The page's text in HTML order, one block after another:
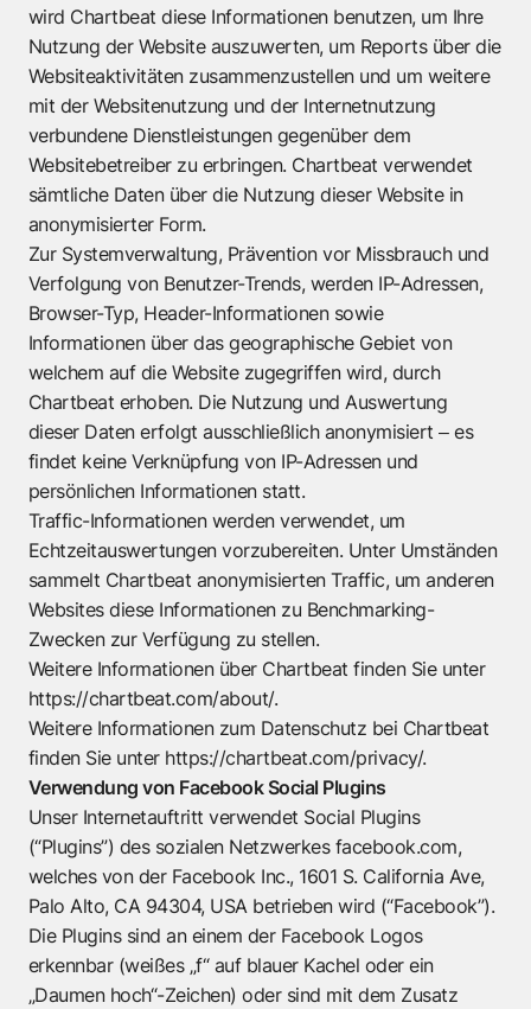
wird Chartbeat diese Informationen benutzen, um Ihre
Nutzung der Website auszuwerten, um Reports über die
Websiteaktivitäten zusammenzustellen und um weitere
mit der Websitenutzung und der Internetnutzung
verbundene Dienstleistungen gegenüber dem
Websitebetreiber zu erbringen. Chartbeat verwendet
sämtliche Daten über die Nutzung dieser Website in
anonymisierter Form.
Zur Systemverwaltung, Prävention vor Missbrauch und
Verfolgung von Benutzer-Trends, werden IP-Adressen,
Browser-Typ, Header-Informationen sowie
Informationen über das geographische Gebiet von
welchem auf die Website zugegriffen wird, durch
Chartbeat erhoben. Die Nutzung und Auswertung
dieser Daten erfolgt ausschließlich anonymisiert ‒ es
findet keine Verknüpfung von IP-Adressen und
persönlichen Informationen statt.
Traffic-Informationen werden verwendet, um
Echtzeitauswertungen vorzubereiten. Unter Umständen
sammelt Chartbeat anonymisierten Traffic, um anderen
Websites diese Informationen zu Benchmarking-
Zwecken zur Verfügung zu stellen.
Weitere Informationen über Chartbeat finden Sie unter
https://chartbeat.com/about/.
Weitere Informationen zum Datenschutz bei Chartbeat
finden Sie unter https://chartbeat.com/privacy/.
Verwendung von Facebook Social Plugins
Unser Internetauftritt verwendet Social Plugins
(“Plugins”) des sozialen Netzwerkes facebook.com,
welches von der Facebook Inc., 1601 S. California Ave,
Palo Alto, CA 94304, USA betrieben wird (“Facebook”).
Die Plugins sind an einem der Facebook Logos
erkennbar (weißes „f“ auf blauer Kachel oder ein
„Daumen hoch“-Zeichen) oder sind mit dem Zusatz